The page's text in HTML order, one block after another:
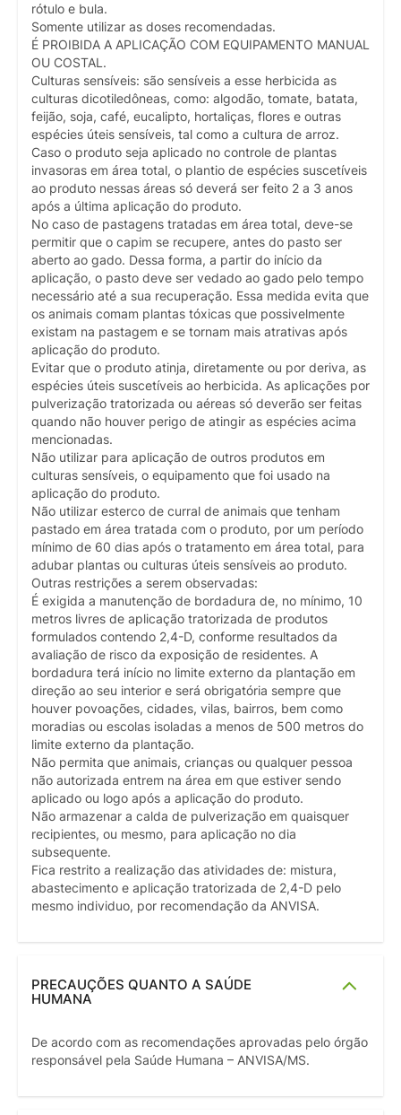
rótulo e bula.
Somente utilizar as doses recomendadas.
É PROIBIDA A APLICAÇÃO COM EQUIPAMENTO MANUAL
OU COSTAL.
Culturas sensíveis: são sensíveis a esse herbicida as
culturas dicotiledôneas, como: algodão, tomate, batata,
feijão, soja, café, eucalipto, hortaliças, flores e outras
espécies úteis sensíveis, tal como a cultura de arroz.
Caso o produto seja aplicado no controle de plantas
invasoras em área total, o plantio de espécies suscetíveis
ao produto nessas áreas só deverá ser feito 2 a 3 anos
após a última aplicação do produto.
No caso de pastagens tratadas em área total, deve-se
permitir que o capim se recupere, antes do pasto ser
aberto ao gado. Dessa forma, a partir do início da
aplicação, o pasto deve ser vedado ao gado pelo tempo
necessário até a sua recuperação. Essa medida evita que
os animais comam plantas tóxicas que possivelmente
existam na pastagem e se tornam mais atrativas após
aplicação do produto.
Evitar que o produto atinja, diretamente ou por deriva, as
espécies úteis suscetíveis ao herbicida. As aplicações por
pulverização tratorizada ou aéreas só deverão ser feitas
quando não houver perigo de atingir as espécies acima
mencionadas.
Não utilizar para aplicação de outros produtos em
culturas sensíveis, o equipamento que foi usado na
aplicação do produto.
Não utilizar esterco de curral de animais que tenham
pastado em área tratada com o produto, por um período
mínimo de 60 dias após o tratamento em área total, para
adubar plantas ou culturas úteis sensíveis ao produto.
Outras restrições a serem observadas:
É exigida a manutenção de bordadura de, no mínimo, 10
metros livres de aplicação tratorizada de produtos
formulados contendo 2,4-D, conforme resultados da
avaliação de risco da exposição de residentes. A
bordadura terá início no limite externo da plantação em
direção ao seu interior e será obrigatória sempre que
houver povoações, cidades, vilas, bairros, bem como
moradias ou escolas isoladas a menos de 500 metros do
limite externo da plantação.
Não permita que animais, crianças ou qualquer pessoa
não autorizada entrem na área em que estiver sendo
aplicado ou logo após a aplicação do produto.
Não armazenar a calda de pulverização em quaisquer
recipientes, ou mesmo, para aplicação no dia
subsequente.
Fica restrito a realização das atividades de: mistura,
abastecimento e aplicação tratorizada de 2,4-D pelo
mesmo individuo, por recomendação da ANVISA.
PRECAUÇÕES QUANTO A SAÚDE
HUMANA
De acordo com as recomendações aprovadas pelo órgão
responsável pela Saúde Humana – ANVISA/MS.